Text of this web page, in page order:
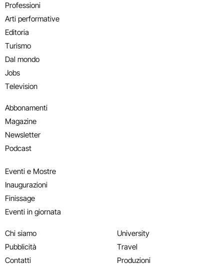
Professioni
Arti performative
Editoria
Turismo
Dal mondo
Jobs
Television
Abbonamenti
Magazine
Newsletter
Podcast
Eventi e Mostre
Inaugurazioni
Finissage
Eventi in giornata
Chi siamo
Pubblicità
Contatti
University
Travel
Produzioni